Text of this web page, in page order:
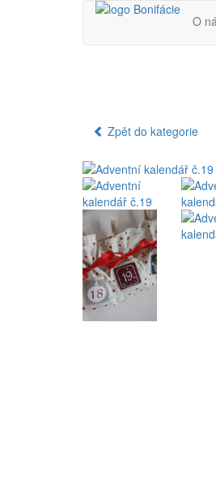
O
Zpět do kategorie